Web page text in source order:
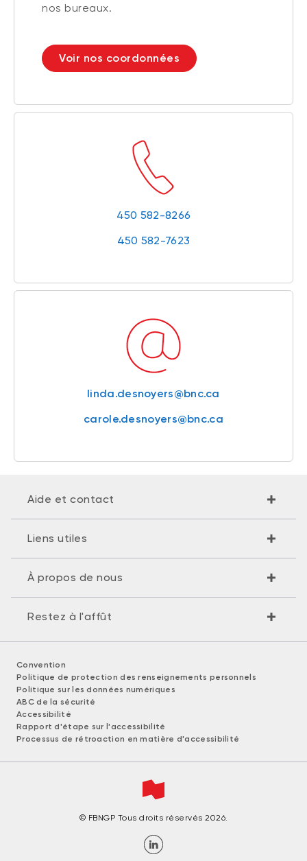
nos bureaux.
Voir nos coordonnées
450 582-8266
450 582-7623
linda.desnoyers@bnc.ca
carole.desnoyers@bnc.ca
Aide et contact
Liens utiles
À propos de nous
Restez à l'affût
Convention
Politique de protection des renseignements personnels
Politique sur les données numériques
ABC de la sécurité
Accessibilité
Rapport d'étape sur l'accessibilité
Processus de rétroaction en matière d'accessibilité
© FBNGP Tous droits réservés 2026.